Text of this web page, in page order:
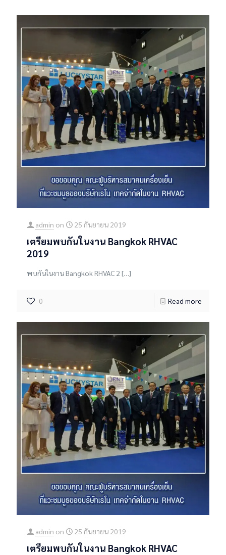
admin on 25 กันยายน 2019
เตรียมพบกันในงาน Bangkok RHVAC
2019
พบกันในงาน Bangkok RHVAC 2 […]
0 Read more
admin on 25 กันยายน 2019
เตรียมพบกันในงาน Bangkok RHVAC